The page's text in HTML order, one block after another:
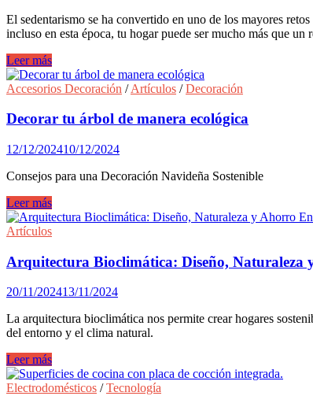
hogar.
El sedentarismo se ha convertido en uno de los mayores
incluso en esta época, tu hogar puede ser mucho más que
Consejos
para
combatir
sedentarismo
los
meses
de
Leer más
Accesorios Decoración /Artículos /Decoración
Decorar tu árbol de manera ecológica
12/12/202410/12/2024
Consejos para una Decoración Navideña Sostenible
Decorar
tu
árbol
manera
ecológica
Leer más
Artículos
Arquitectura Bioclimática: Diseño, Naturaleza
20/11/202413/11/2024
La arquitectura bioclimática nos permite crear hogares
del entorno y el clima natural.
Arquitectura
Bioclimática:
Diseño,
Leer más
Electrodomésticos /Tecnología